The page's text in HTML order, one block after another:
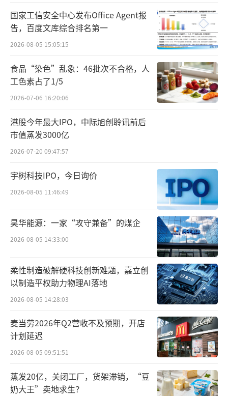
适配科技项目长周期、高风险的特点。此外，
债券市场“科技板”的构建丰富了产品供给，
度。
科技创新债券推出后，多家机构积极参
承销大战，例如，农业银行、中国银行、建设
银行、邮储银行、光大银行、南京银行均披露
表示，该行于5月9日协助立讯精密、吉利控
股、牧原股份、上海新微等科技型企业和股权
投资机构以及部分金融机构在银行间市场成功
完成首批科技创新债券承销发行，规模共计385
亿元。在首批公告发行的36个科技型企业、股
权投资机构类项目中，该行担任主承销商项目1
6个。
薛洪言认为，银行参与科技创新债券的承
销、投资和发行，既是落实国家支持科技创新
战略的体现，也有助于拓展自身业务空间。当
前银行多以承销科技创新债券为主，主要因承
销业务风险较低，且银行在传统债券承销领域
经验丰富，在政策起步阶段更容易落地。
国家工信安全中心发布Office Agent报
告，百度文库综合排名第一
2026-08-05 15:05:15
食品“染色”乱象：46批次不合格，人
工色素占了1/5
2026-07-06 16:20:06
港股今年最大IPO，中际旭创聆讯前后
市值蒸发3000亿
2026-07-20 09:47:57
宇树科技IPO，今日询价
2026-08-05 11:46:49
昊华能源：一家“攻守兼备”的煤企
2026-08-05 14:33:00
柔性制造破解硬科技创新难题，嘉立创
以制造平权助力物理AI落地
2026-08-05 14:28:03
麦当劳2026年Q2营收不及预期，开店
计划延迟
2026-08-05 09:51:51
蒸发20亿，关闭工厂，货架滞销，“豆
奶大王”卖地求生？